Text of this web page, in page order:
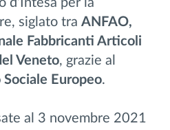
d’Intesa per la
siglato tra ANFAO,
Fabbricanti Articoli
Veneto, grazie al
Sociale Europeo.
al 3 novembre 2021